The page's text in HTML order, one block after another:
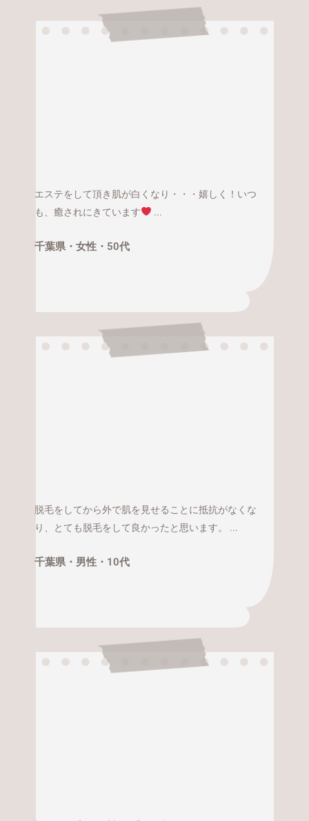
エステをして頂き肌が白くなり・・・嬉しく！いつ
も、癒されにきています
...
千葉県・ 女性・ 50代
脱毛をしてから外で肌を見せることに抵抗がなくな
り、とても脱毛をして良かったと思います。 ...
千葉県・ 男性・ 10代